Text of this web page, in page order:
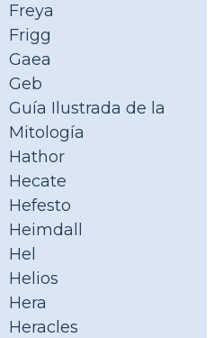
Freya
Frigg
Gaea
Geb
Guía Ilustrada de la
Mitología
Hathor
Hecate
Hefesto
Heimdall
Hel
Helios
Hera
Heracles